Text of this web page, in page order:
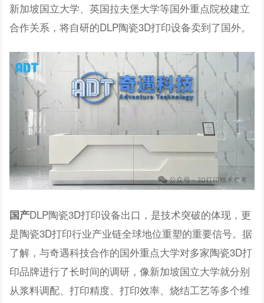
新加坡国立大学、英国拉夫堡大学等国外重点院校建立
合作关系，将自研的DLP陶瓷3D打印设备卖到了国外。
国产DLP陶瓷3D打印设备出口，是技术突破的体现，更
是陶瓷3D打印行业产业链全球地位重塑的重要信号。据
了解，与奇遇科技合作的国外重点大学对多家陶瓷3D打
印品牌进行了长时间的调研，像新加坡国立大学就分别
从浆料调配、打印精度、打印效率、烧结工艺等多个维